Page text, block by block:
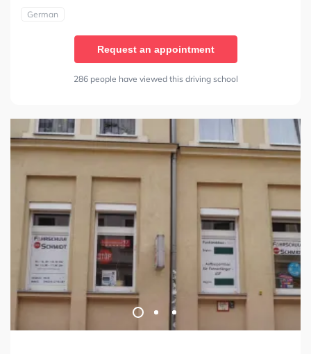
German
Request an appointment
286 people have viewed this driving school